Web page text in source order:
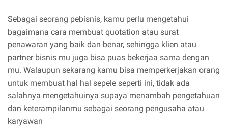
Sebagai seorang pebisnis, kamu perlu mengetahui
bagaimana cara membuat quotation atau surat
penawaran yang baik dan benar, sehingga klien atau
partner bisnis mu juga bisa puas bekerjaa sama dengan
mu. Walaupun sekarang kamu bisa memperkerjakan orang
untuk membuat hal hal sepele seperti ini, tidak ada
salahnya mengetahuinya supaya menambah pengetahuan
dan keterampilanmu sebagai seorang pengusaha atau
karyawan